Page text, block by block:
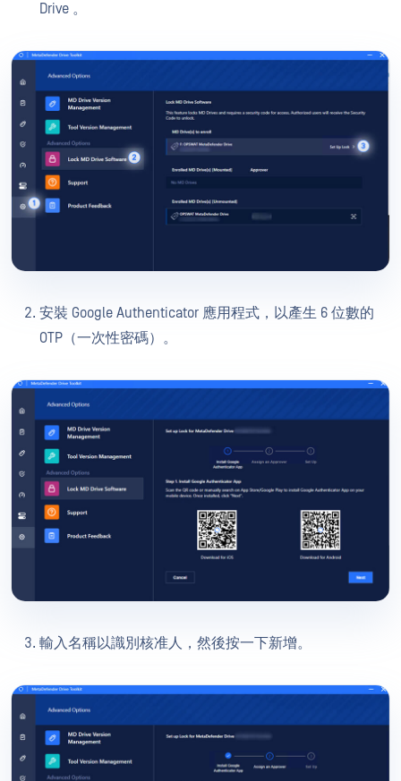
Drive 。
安裝 Google Authenticator 應用程式，以產生 6 位數的
OTP（一次性密碼）。
輸入名稱以識別核准人，然後按一下新增。